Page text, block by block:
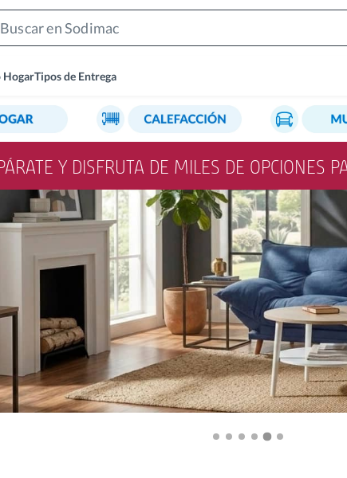
HogarTipos de Entrega
Y DISFRUTA DE MILES DE OPCIONES